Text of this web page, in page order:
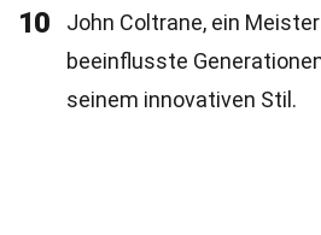
10
John Coltrane, ein
beeinflusste
seinem innovativen Stil.